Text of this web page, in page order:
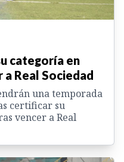
categoría en
a Real Sociedad
una temporada
certificar su
vencer a Real